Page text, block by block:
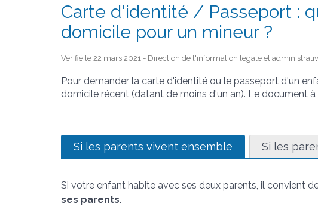
Carte d'identité / Passeport :
domicile pour un mineur ?
Vérifié le 22 mars 2021 - Direction de l'information légale et
Pour demander la carte d'identité ou le passeport d'un
domicile récent (datant de moins d'un an). Le document
Si les parents vivent ensemble Si les
Si votre enfant habite avec ses deux parents, il convient
ses parents.